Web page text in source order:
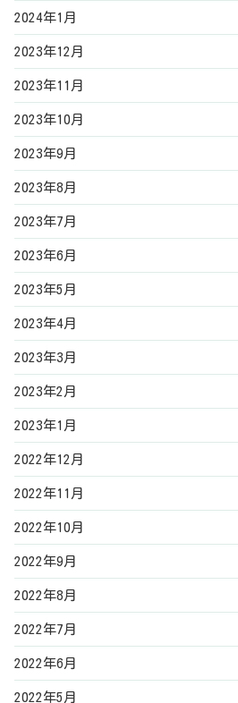
2024年1月
2023年12月
2023年11月
2023年10月
2023年9月
2023年8月
2023年7月
2023年6月
2023年5月
2023年4月
2023年3月
2023年2月
2023年1月
2022年12月
2022年11月
2022年10月
2022年9月
2022年8月
2022年7月
2022年6月
2022年5月